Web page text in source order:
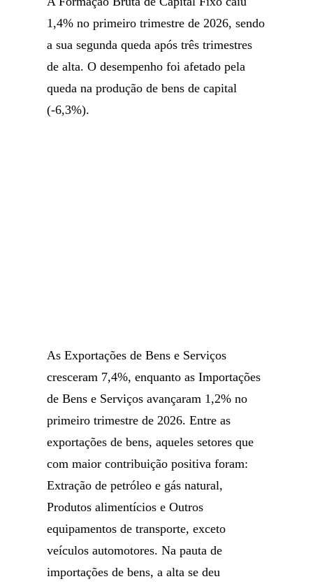
1,4% no primeiro trimestre de 2026, sendo
a sua segunda queda após três trimestres
de alta. O desempenho foi afetado pela
queda na produção de bens de capital
(-6,3%).
As Exportações de Bens e Serviços
cresceram 7,4%, enquanto as Importações
de Bens e Serviços avançaram 1,2% no
primeiro trimestre de 2026. Entre as
exportações de bens, aqueles setores que
com maior contribuição positiva foram:
Extração de petróleo e gás natural,
Produtos alimentícios e Outros
equipamentos de transporte, exceto
veículos automotores. Na pauta de
importações de bens, a alta se deu